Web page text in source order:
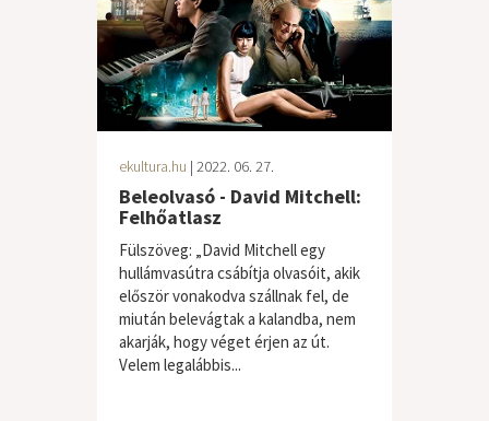
ekultura.hu | 2022. 06. 27.
Beleolvasó - David Mitchell:
Felhőatlasz
Fülszöveg: „David Mitchell egy
hullámvasútra csábítja olvasóit, akik
először vonakodva szállnak fel, de
miután belevágtak a kalandba, nem
akarják, hogy véget érjen az út.
Velem legalábbis...